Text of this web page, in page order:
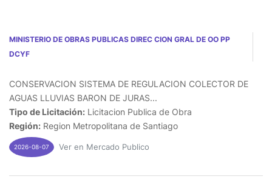
MINISTERIO DE OBRAS PUBLICAS DIREC CION GRAL DE OO PP
DCYF
CONSERVACION SISTEMA DE REGULACION COLECTOR DE
AGUAS LLUVIAS BARON DE JURAS...
Tipo de Licitación: Licitacion Publica de Obra
Región: Region Metropolitana de Santiago
2026-08-07 Ver en Mercado Publico